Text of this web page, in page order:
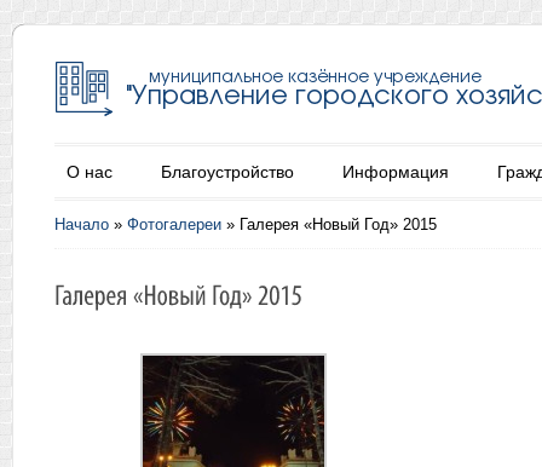
О нас Благоустройство Информация
Начало » Фотогалереи » Галерея «Новый Год» 2015